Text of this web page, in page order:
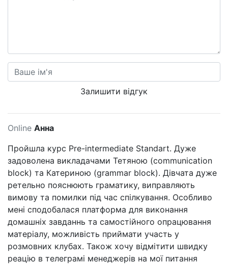
Залишити відгук
Online Анна
Пройшла курс Pre-intermediate Standart. Дуже
задоволена викладачами Тетяною (communication
block) та Катериною (grammar block). Дівчата дуже
ретельно пояснюють граматику, виправляють
вимову та помилки під час спілкування. Особливо
мені сподобалася платформа для виконання
домашніх завданнь та самостійного опрацювання
матеріалу, можливість приймати участь у
розмовних клубах. Також хочу відмітити швидку
реацію в телеграмі менеджерів на мої питання